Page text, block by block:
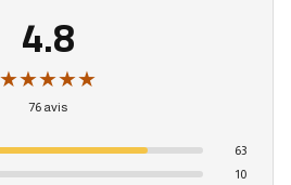
4.8
★★★★★
76 avis
63
10